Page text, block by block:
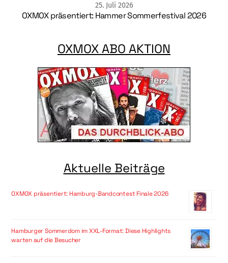
25. Juli 2026
OXMOX präsentiert: Hammer Sommerfestival 2026
OXMOX ABO AKTION
Aktuelle Beiträge
OXMOX präsentiert: Hamburg-Bandcontest Finale 2026
Hamburger Sommerdom im XXL-Format: Diese Highlights
warten auf die Besucher